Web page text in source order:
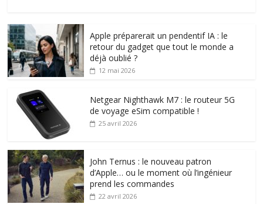
Apple préparerait un pendentif IA : le
retour du gadget que tout le monde a
déjà oublié ?
12 mai 2026
Netgear Nighthawk M7 : le routeur 5G
de voyage eSim compatible !
25 avril 2026
John Ternus : le nouveau patron
d’Apple… ou le moment où l’ingénieur
prend les commandes
22 avril 2026